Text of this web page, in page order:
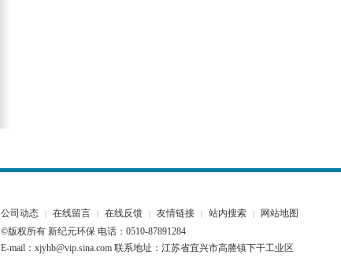
公司动态 | 在线留言 | 在线反馈 | 友情链接 | 站内搜索 |
网站地图
©版权所有 新纪元环保 电话：0510-87891284
E-mail：xjyhb@vip.sina.com 联系地址：江苏省宜兴市高塍镇下干工业区